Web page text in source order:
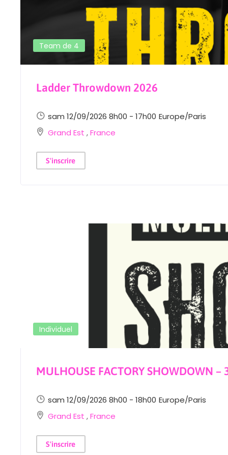
Team de 4
Ladder Throwdown 2026
sam 12/09/2026 8h00 - 17h00 Europe/Paris
Grand Est ,France
S'inscrire
Individuel
MULHOUSE FACTORY SHOWDOWN
sam 12/09/2026 8h00 - 18h00 Europe/Paris
Grand Est ,France
S'inscrire